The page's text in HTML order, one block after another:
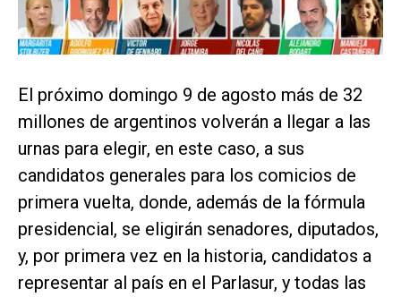
El próximo domingo 9 de agosto más de 32
millones de argentinos volverán a llegar a las
urnas para elegir, en este caso, a sus
candidatos generales para los comicios de
primera vuelta, donde, además de la fórmula
presidencial, se eligirán senadores, diputados,
y, por primera vez en la historia, candidatos a
representar al país en el Parlasur, y todas las